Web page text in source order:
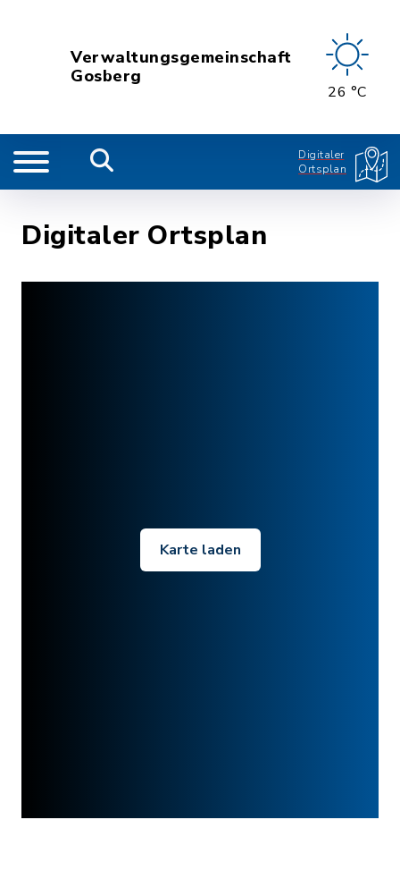
Verwaltungsgemeinschaft
Gosberg
26 °C
Digitaler
Ortsplan
Digitaler Ortsplan
Karte laden